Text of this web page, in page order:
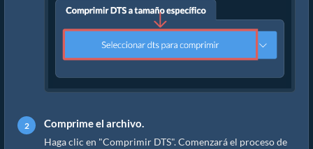
Comprime el archivo.
Haga clic en "Comprimir DTS". Comenzará el proceso de